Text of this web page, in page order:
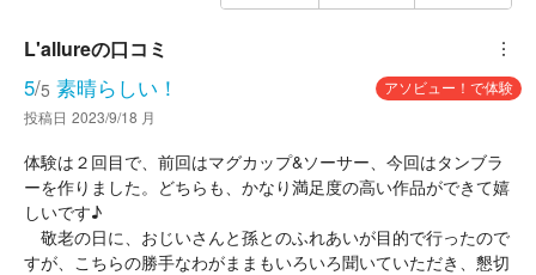
L'allureの口コミ ︙
5/5 素晴らしい！
アソビュー！で体験
投稿日 2023/9/18 月
体験は２回目で、前回はマグカップ&ソーサー、今回はタンブラ
ーを作りました。どちらも、かなり満足度の高い作品ができて嬉
しいです♪
敬老の日に、おじいさんと孫とのふれあいが目的で行ったので
すが、こちらの勝手なわがままもいろいろ聞いていただき、懇切